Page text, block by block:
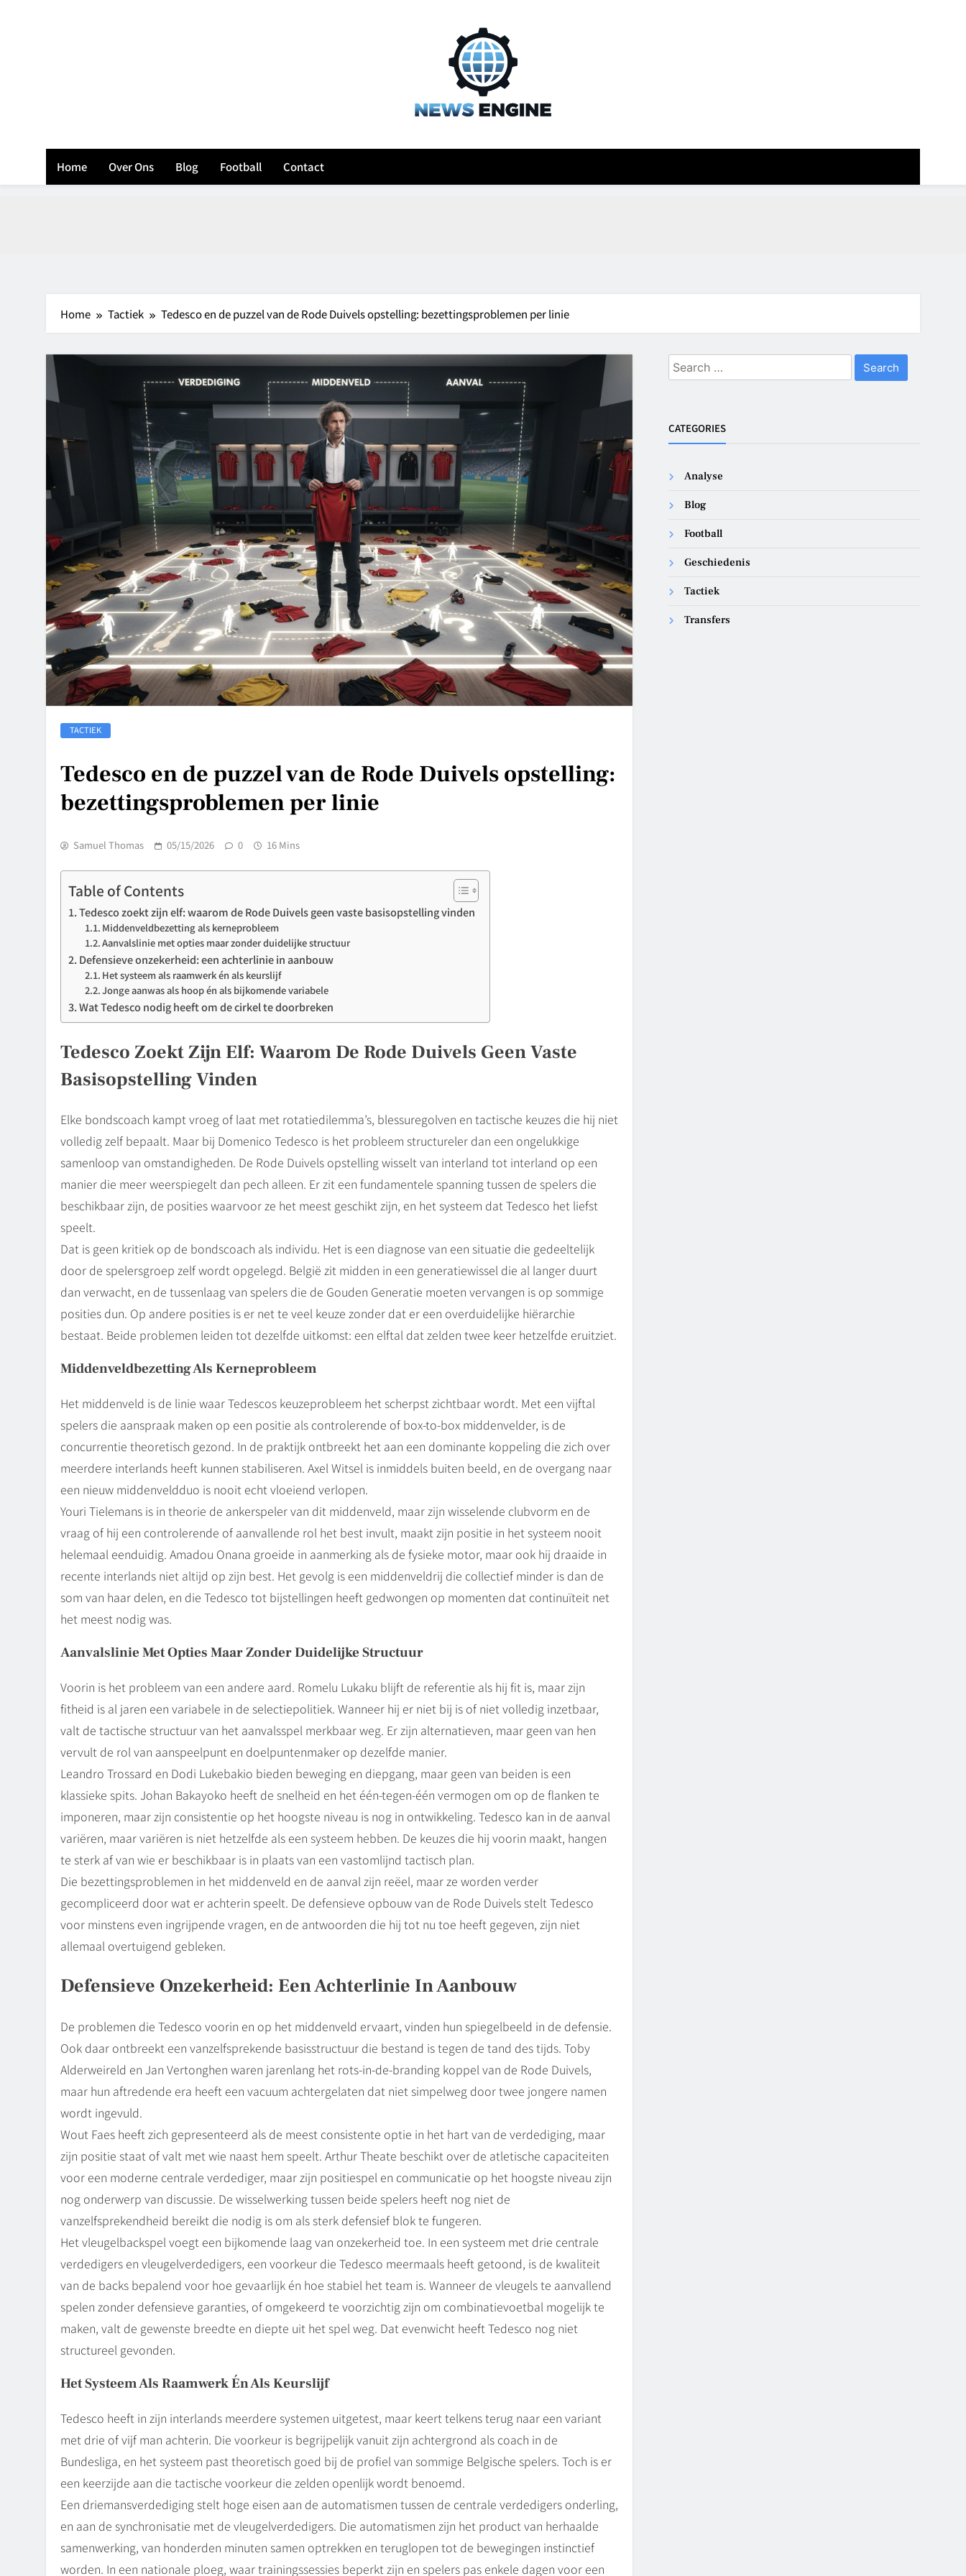
News engine
Home Over Ons Blog Football Contact
Home Tactiek Tedesco en de puzzel van de Rode Duivels opstelling: bezettingsproblemen per linie
TACTIEK
Tedesco en de puzzel van de Rode Duivels opstelling:
bezettingsproblemen per linie
Samuel Thomas 05/15/2026 0 16 Mins
Table of Contents
Tedesco zoekt zijn elf: waarom de Rode Duivels geen vaste basisopstelling vinden
Middenveldbezetting als kerneprobleem
Aanvalslinie met opties maar zonder duidelijke structuur
Defensieve onzekerheid: een achterlinie in aanbouw
Het systeem als raamwerk én als keurslijf
Jonge aanwas als hoop én als bijkomende variabele
Wat Tedesco nodig heeft om de cirkel te doorbreken
Tedesco Zoekt Zijn Elf: Waarom De Rode Duivels Geen Vaste
Basisopstelling Vinden
Elke bondscoach kampt vroeg of laat met rotatiedilemma’s, blessuregolven en tactische keuzes die hij niet
volledig zelf bepaalt. Maar bij Domenico Tedesco is het probleem structureler dan een ongelukkige
samenloop van omstandigheden. De Rode Duivels opstelling wisselt van interland tot interland op een
manier die meer weerspiegelt dan pech alleen. Er zit een fundamentele spanning tussen de spelers die
beschikbaar zijn, de posities waarvoor ze het meest geschikt zijn, en het systeem dat Tedesco het liefst
speelt.
Dat is geen kritiek op de bondscoach als individu. Het is een diagnose van een situatie die gedeeltelijk
door de spelersgroep zelf wordt opgelegd. België zit midden in een generatiewissel die al langer duurt
dan verwacht, en de tussenlaag van spelers die de Gouden Generatie moeten vervangen is op sommige
posities dun. Op andere posities is er net te veel keuze zonder dat er een overduidelijke hiërarchie
bestaat. Beide problemen leiden tot dezelfde uitkomst: een elftal dat zelden twee keer hetzelfde eruitziet.
Middenveldbezetting Als Kerneprobleem
Het middenveld is de linie waar Tedescos keuzeprobleem het scherpst zichtbaar wordt. Met een vijftal
spelers die aanspraak maken op een positie als controlerende of box-to-box middenvelder, is de
concurrentie theoretisch gezond. In de praktijk ontbreekt het aan een dominante koppeling die zich over
meerdere interlands heeft kunnen stabiliseren. Axel Witsel is inmiddels buiten beeld, en de overgang naar
een nieuw middenveldduo is nooit echt vloeiend verlopen.
Youri Tielemans is in theorie de ankerspeler van dit middenveld, maar zijn wisselende clubvorm en de
vraag of hij een controlerende of aanvallende rol het best invult, maakt zijn positie in het systeem nooit
helemaal eenduidig. Amadou Onana groeide in aanmerking als de fysieke motor, maar ook hij draaide in
recente interlands niet altijd op zijn best. Het gevolg is een middenveldrij die collectief minder is dan de
som van haar delen, en die Tedesco tot bijstellingen heeft gedwongen op momenten dat continuïteit net
het meest nodig was.
Aanvalslinie Met Opties Maar Zonder Duidelijke Structuur
Voorin is het probleem van een andere aard. Romelu Lukaku blijft de referentie als hij fit is, maar zijn
fitheid is al jaren een variabele in de selectiepolitiek. Wanneer hij er niet bij is of niet volledig inzetbaar,
valt de tactische structuur van het aanvalsspel merkbaar weg. Er zijn alternatieven, maar geen van hen
vervult de rol van aanspeelpunt en doelpuntenmaker op dezelfde manier.
Leandro Trossard en Dodi Lukebakio bieden beweging en diepgang, maar geen van beiden is een
klassieke spits. Johan Bakayoko heeft de snelheid en het één-tegen-één vermogen om op de flanken te
imponeren, maar zijn consistentie op het hoogste niveau is nog in ontwikkeling. Tedesco kan in de aanval
variëren, maar variëren is niet hetzelfde als een systeem hebben. De keuzes die hij voorin maakt, hangen
te sterk af van wie er beschikbaar is in plaats van een vastomlijnd tactisch plan.
Die bezettingsproblemen in het middenveld en de aanval zijn reëel, maar ze worden verder
gecompliceerd door wat er achterin speelt. De defensieve opbouw van de Rode Duivels stelt Tedesco
voor minstens even ingrijpende vragen, en de antwoorden die hij tot nu toe heeft gegeven, zijn niet
allemaal overtuigend gebleken.
Defensieve Onzekerheid: Een Achterlinie In Aanbouw
De problemen die Tedesco voorin en op het middenveld ervaart, vinden hun spiegelbeeld in de defensie.
Ook daar ontbreekt een vanzelfsprekende basisstructuur die bestand is tegen de tand des tijds. Toby
Alderweireld en Jan Vertonghen waren jarenlang het rots-in-de-branding koppel van de Rode Duivels,
maar hun aftredende era heeft een vacuum achtergelaten dat niet simpelweg door twee jongere namen
wordt ingevuld.
Wout Faes heeft zich gepresenteerd als de meest consistente optie in het hart van de verdediging, maar
zijn positie staat of valt met wie naast hem speelt. Arthur Theate beschikt over de atletische capaciteiten
voor een moderne centrale verdediger, maar zijn positiespel en communicatie op het hoogste niveau zijn
nog onderwerp van discussie. De wisselwerking tussen beide spelers heeft nog niet de
vanzelfsprekendheid bereikt die nodig is om als sterk defensief blok te fungeren.
Het vleugelbackspel voegt een bijkomende laag van onzekerheid toe. In een systeem met drie centrale
verdedigers en vleugelverdedigers, een voorkeur die Tedesco meermaals heeft getoond, is de kwaliteit
van de backs bepalend voor hoe gevaarlijk én hoe stabiel het team is. Wanneer de vleugels te aanvallend
spelen zonder defensieve garanties, of omgekeerd te voorzichtig zijn om combinatievoetbal mogelijk te
maken, valt de gewenste breedte en diepte uit het spel weg. Dat evenwicht heeft Tedesco nog niet
structureel gevonden.
Het Systeem Als Raamwerk Én Als Keurslijf
Tedesco heeft in zijn interlands meerdere systemen uitgetest, maar keert telkens terug naar een variant
met drie of vijf man achterin. Die voorkeur is begrijpelijk vanuit zijn achtergrond als coach in de
Bundesliga, en het systeem past theoretisch goed bij de profiel van sommige Belgische spelers. Toch is er
een keerzijde aan die tactische voorkeur die zelden openlijk wordt benoemd.
Een driemansverdediging stelt hoge eisen aan de automatismen tussen de centrale verdedigers onderling,
en aan de synchronisatie met de vleugelverdedigers. Die automatismen zijn het product van herhaalde
samenwerking, van honderden minuten samen optrekken en teruglopen tot de bewegingen instinctief
worden. In een nationale ploeg, waar trainingssessies beperkt zijn en spelers pas enkele dagen voor een
Search
for:
CATEGORIES
Analyse
Blog
Football
Geschiedenis
Tactiek
Transfers